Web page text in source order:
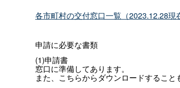
各市町村の交付窓口一覧（2023.12.28現
申請に必要な書類
(1)申請書
窓口に準備してあります。
また、こちらからダウンロードすること